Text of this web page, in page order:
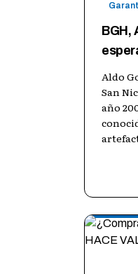
BGH,
Aldo
San
año